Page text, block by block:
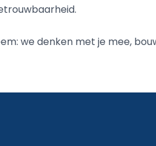
we denken met je mee,